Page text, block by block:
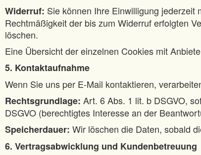
Widerruf: Sie können Ihre Einwilligung jederzeit
Rechtmäßigkeit der bis zum Widerruf erfolgten
löschen.
Eine Übersicht der einzelnen Cookies mit
5. Kontaktaufnahme
Wenn Sie uns per E-Mail kontaktieren,
Rechtsgrundlage: Art. 6 Abs. 1 lit. b DSGVO,
DSGVO (berechtigtes Interesse an der
Speicherdauer: Wir löschen die Daten, sobald
6. Vertragsabwicklung und Kundenbetreuung